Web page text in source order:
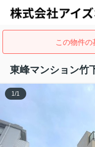
この物件の
東峰マンション竹
1/1